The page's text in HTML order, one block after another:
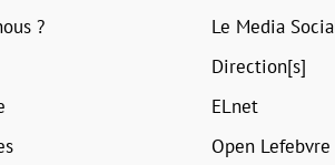
?
Le Media
Direction[s]
ELnet
Open